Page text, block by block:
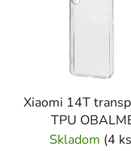
Xiaomi 14T
TPU
Skladom (4 ks